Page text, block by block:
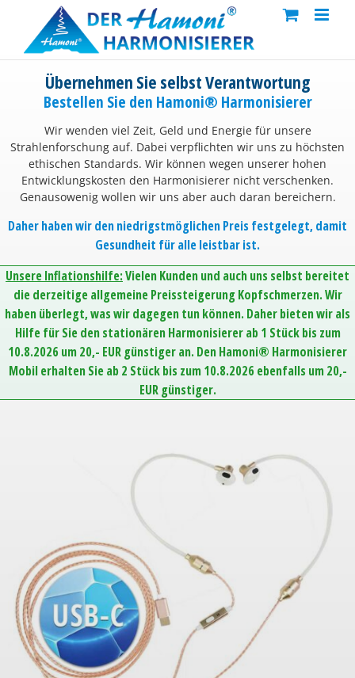
content
Übernehmen Sie selbst Verantwortung
Bestellen Sie den Hamoni® Harmonisierer
Wir wenden viel Zeit, Geld und Energie für unsere
Strahlenforschung auf. Dabei verpflichten wir uns zu höchsten
ethischen Standards. Wir können wegen unserer hohen
Entwicklungskosten den Harmonisierer nicht verschenken.
Genausowenig wollen wir uns aber auch daran bereichern.
Daher haben wir den niedrigstmöglichen Preis festgelegt, damit
Gesundheit für alle leistbar ist.
Unsere Inflationshilfe:Vielen Kunden und auch uns selbst bereitet
die derzeitige allgemeine Preissteigerung Kopfschmerzen. Wir
haben überlegt, was wir dagegen tun können. Daher bieten wir als
Hilfe für Sie den stationären Harmonisierer ab 1 Stück bis zum
10.8.2026 um 20,- EUR günstiger an. Den Hamoni® Harmonisierer
Mobil erhalten Sie ab 2 Stück bis zum 10.8.2026 ebenfalls um 20,-
EUR günstiger.